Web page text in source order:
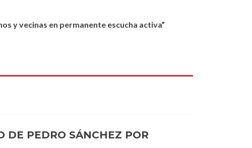
y vecinas en permanente escucha activa”
DE PEDRO SÁNCHEZ POR